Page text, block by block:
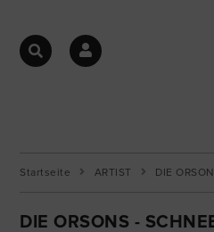
Startseite ARTIST DIE
DIE ORSONS -